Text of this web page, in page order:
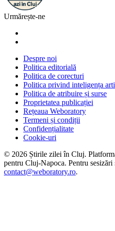
Urmărește-ne
Despre noi
Politica editorială
Politica de corecturi
Politica privind inteligența
Politica de atribuire și surse
Proprietatea publicației
Rețeaua Weboratory
Termeni și condiții
Confidențialitate
Cookie-uri
© 2026 Știrile zilei în Cluj.
pentru Cluj-Napoca. Pentru
contact@weboratory.ro.